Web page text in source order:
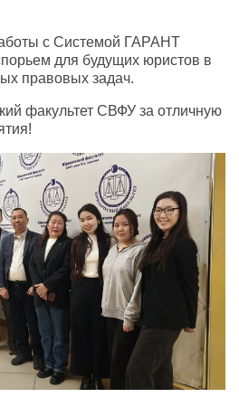
с Системой ГАРАНТ
для будущих юристов в
правовых задач.
факультет СВФУ за отличную